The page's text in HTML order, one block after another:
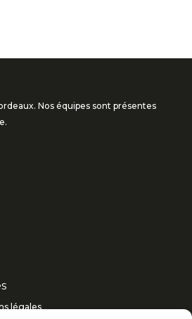
Nos équipes sont présentes
légales